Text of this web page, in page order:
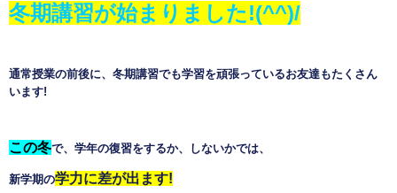
冬期講習が始まりました!(^^)/
通常授業の前後に、冬期講習でも学習を頑張っているお友達もたくさん
います!
この冬で、学年の復習をするか、しないかでは、
新学期の学力に差が出ます!